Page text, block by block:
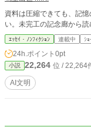
資料は圧縮できても、記
い。未完工の記念廊から読
ｴｯｾｲ・ﾉﾝﾌｨｸｼｮﾝ 連載中 ｼｮ
24h.ポイント 0pt
小説 22,264 位 / 22,264
AI文明